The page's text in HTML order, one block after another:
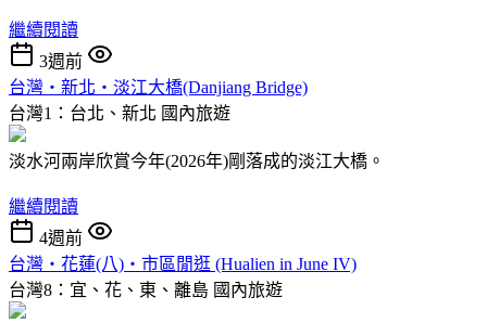
繼續閱讀
3週前
台灣‧新北‧淡江大橋(Danjiang Bridge)
台灣1：台北、新北 國內旅遊
淡水河兩岸欣賞今年(2026年)剛落成的淡江大橋。
繼續閱讀
4週前
台灣‧花蓮(八)‧市區閒逛 (Hualien in June IV)
台灣8：宜、花、東、離島 國內旅遊